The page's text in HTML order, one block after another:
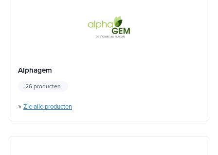
Alphagem
26 producten
» Zie alle producten